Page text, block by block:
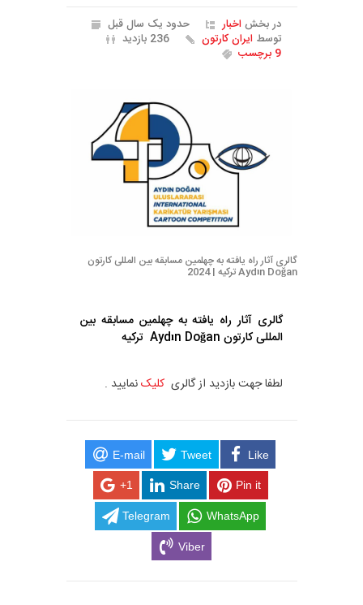
در بخش اخبار
حدود یک سال قبل
توسط ایران کارتون
236 بازدید
9 برچسب
گالری آثار راه یافته به چهلمین مسابقه بین المللی کارتون
Aydın Doğan ترکیه | 2024
گالری آثار راه یافته به چهلمین مسابقه بین
المللی کارتون Aydın Doğan ترکیه
لطفا جهت بازدید از گالریکلیکنمایید .
E-mail Tweet Like
+1 Share Pin it
Telegram WhatsApp
Viber